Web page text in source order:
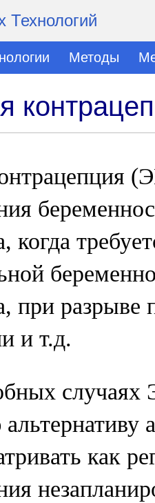
Технологий
Методы
когда
при разрыве
и т.д.
случаях
как